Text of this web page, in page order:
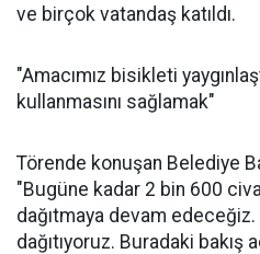
ve birçok vatandaş katıldı.
"Amacımız bisikleti
kullanmasını sağlamak"
Törende konuşan Belediye
"Bugüne kadar 2 bin 600
dağıtmaya devam
dağıtıyoruz. Buradaki bakış